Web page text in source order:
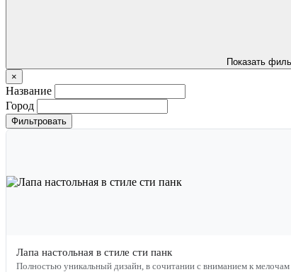
Показать
×
Название
Город
Фильтровать
Лапа настольная в стиле сти панк
Полностью уникальный дизайн, в сочитании с вниманием к мелочам